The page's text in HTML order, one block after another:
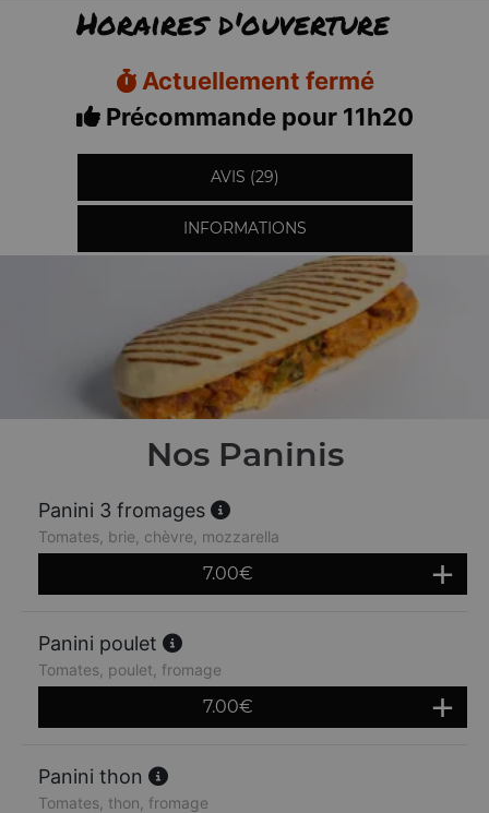
Horaires d'ouverture
Actuellement fermé
Précommande pour 11h20
AVIS (29)
INFORMATIONS
Nos Paninis
Panini 3 fromages
Tomates, brie, chèvre, mozzarella
7.00€
Panini poulet
Tomates, poulet, fromage
7.00€
Panini thon
Tomates, thon, fromage